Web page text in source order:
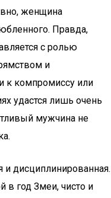
женщина
Правда,
с ролью
и
к компромиссу или
удастся лишь очень
мужчина не
и дисциплинированная.
год Змеи, чисто и